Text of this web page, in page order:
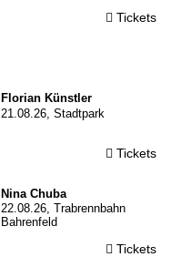
Tickets
Florian Künstler
21.08.26, Stadtpark
Tickets
Nina Chuba
22.08.26, Trabrennbahn
Bahrenfeld
Tickets